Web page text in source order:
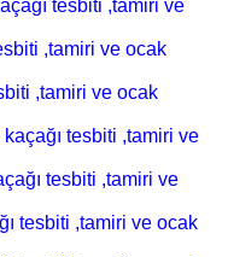
tesbiti ,tamiri ve
,tamiri ve ocak
,tamiri ve ocak
tesbiti ,tamiri ve
tesbiti ,tamiri ve
tesbiti ,tamiri ve ocak